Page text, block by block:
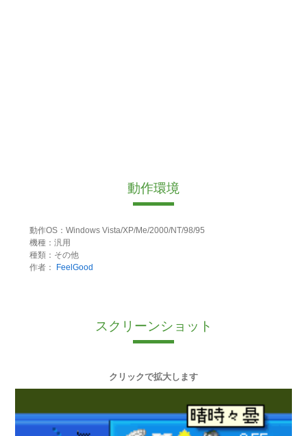
動作環境
動作OS：Windows Vista/XP/Me/2000/NT/98/95
機種：汎用
種類：その他
作者：
FeelGood
スクリーンショット
クリックで拡大します